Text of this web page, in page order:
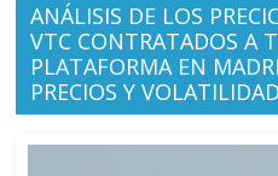
ANÁLISIS DE LOS
VTC CONTRATADOS A
PLATAFORMA EN
PRECIOS Y VOLATILIDAD